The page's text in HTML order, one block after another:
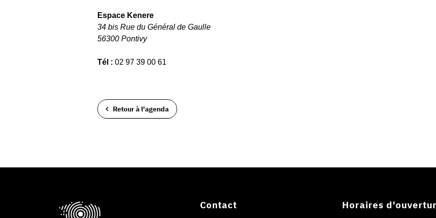
Espace Kenere
34 bis Rue du Général de Gaulle
56300 Pontivy
Tél : 02 97 39 00 61
Retour à l'agenda
Contact Horaires